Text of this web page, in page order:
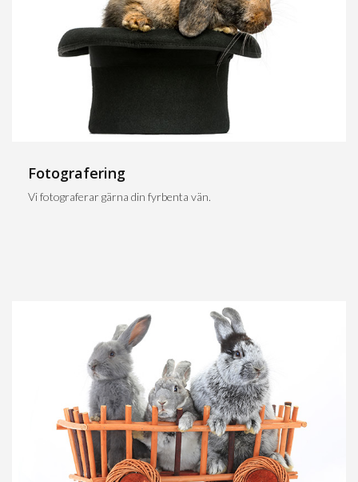
Fotografering
Vi fotograferar gärna din fyrbenta vän.